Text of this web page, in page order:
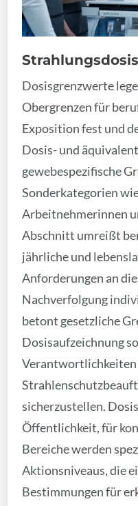
Dosisgrenzwerte
Obergrenzen für
Exposition fest und
Dosis- und
gewebespezifische
Sonderkategorien
Arbeitnehmerinnen
Abschnitt umreißt
jährliche und
Anforderungen an
Nachverfolgung
betont gesetzliche
Dosisaufzeichnung
sicherzustellen.
Öffentlichkeit, für
Bereiche werden
Aktionsniveaus, die
Bestimmungen für